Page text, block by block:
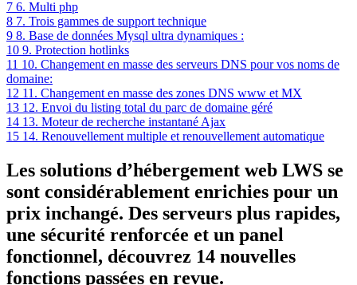
7 6. Multi php
8 7. Trois gammes de support technique
9 8. Base de données Mysql ultra dynamiques :
10 9. Protection hotlinks
11 10. Changement en masse des serveurs DNS pour vos noms de
domaine:
12 11. Changement en masse des zones DNS www et MX
13 12. Envoi du listing total du parc de domaine géré
14 13. Moteur de recherche instantané Ajax
15 14. Renouvellement multiple et renouvellement automatique
Les solutions d’hébergement web LWS se
sont considérablement enrichies pour un
prix inchangé. Des serveurs plus rapides,
une sécurité renforcée et un panel
fonctionnel, découvrez 14 nouvelles
fonctions passées en revue.